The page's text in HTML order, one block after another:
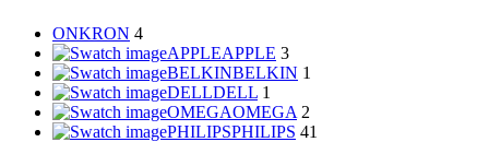
ONKRON 4
APPLEAPPLE 3
BELKINBELKIN 1
DELLDELL 1
OMEGAOMEGA 2
PHILIPSPHILIPS 41